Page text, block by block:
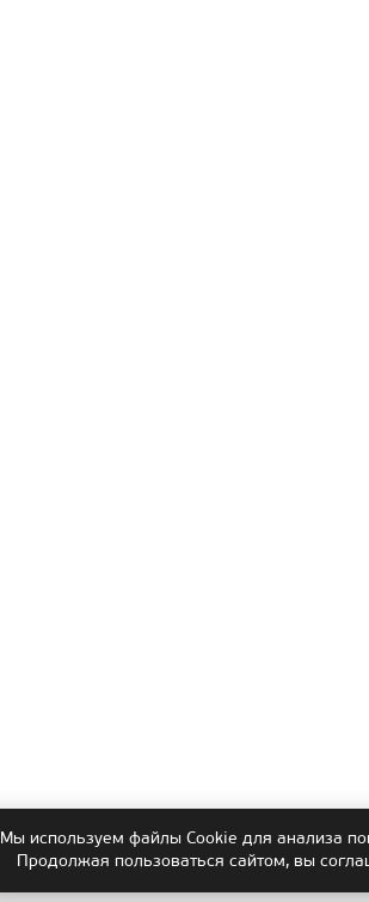
Мы используем файлы Cookie для анализа
Продолжая пользоваться сайтом, вы